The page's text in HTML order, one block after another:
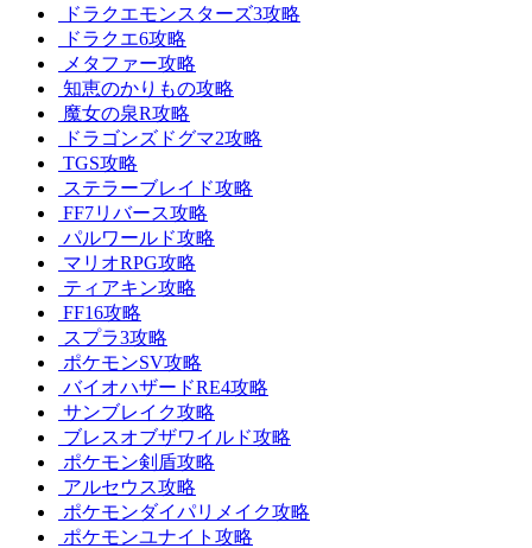
ドラクエモンスターズ3攻略
ドラクエ6攻略
メタファー攻略
知恵のかりもの攻略
魔女の泉R攻略
ドラゴンズドグマ2攻略
TGS攻略
ステラーブレイド攻略
FF7リバース攻略
パルワールド攻略
マリオRPG攻略
ティアキン攻略
FF16攻略
スプラ3攻略
ポケモンSV攻略
バイオハザードRE4攻略
サンブレイク攻略
ブレスオブザワイルド攻略
ポケモン剣盾攻略
アルセウス攻略
ポケモンダイパリメイク攻略
ポケモンユナイト攻略